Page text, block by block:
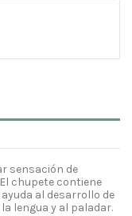
sensación de
chupete contiene
al desarrollo de
lengua y al paladar.